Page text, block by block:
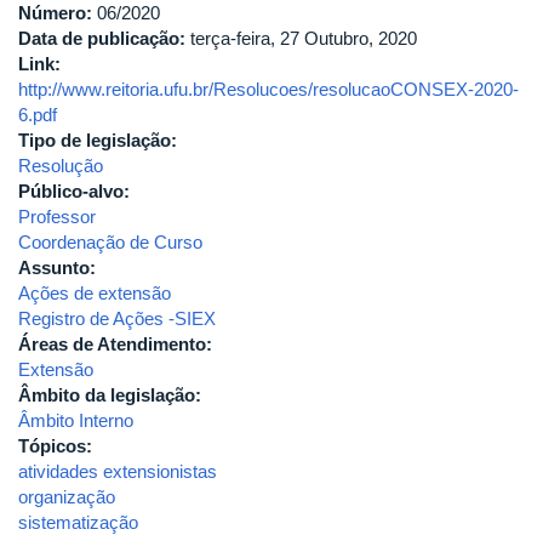
Número: 06/2020
Data de publicação: terça-feira, 27 Outubro, 2020
Link:
http://www.reitoria.ufu.br/Resolucoes/resolucaoCONSEX-2020-
6.pdf
Tipo de legislação:
Resolução
Público-alvo:
Professor
Coordenação de Curso
Assunto:
Ações de extensão
Registro de Ações -SIEX
Áreas de Atendimento:
Extensão
Âmbito da legislação:
Âmbito Interno
Tópicos:
atividades extensionistas
organização
sistematização